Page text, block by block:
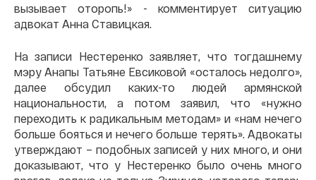
вызывает оторопь!» - комментирует ситуацию
адвокат Анна Ставицкая.
На записи Нестеренко заявляет, что тогдашнему
мэру Анапы Татьяне Евсиковой «осталось недолго»,
далее обсудил каких-то людей армянской
национальности, а потом заявил, что «нужно
переходить к радикальным методам» и «нам нечего
больше бояться и нечего больше терять». Адвокаты
утверждают – подобных записей у них много, и они
доказывают, что у Нестеренко было очень много